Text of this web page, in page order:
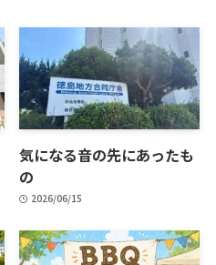
気になる音の先にあったも
の
2026/06/15